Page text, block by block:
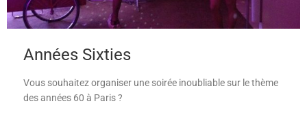
Années Sixties
Vous souhaitez organiser une soirée inoubliable sur le thème
des années 60 à Paris ?